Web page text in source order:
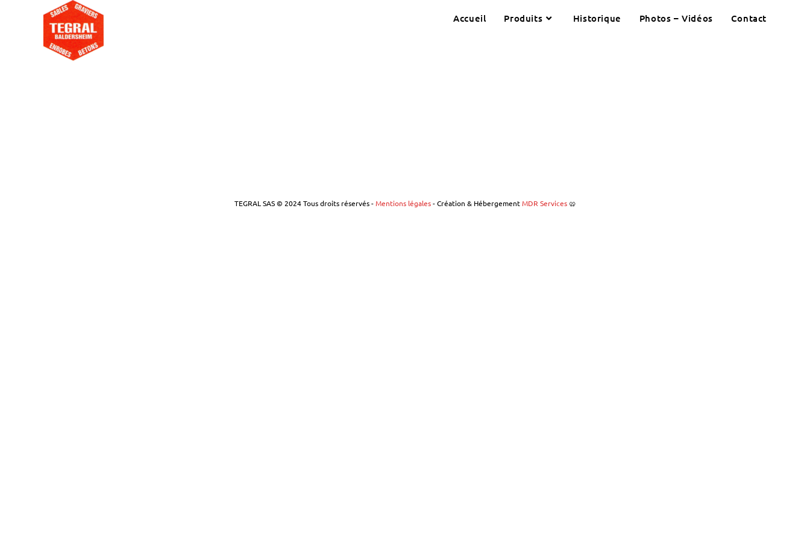
Accueil Produits Historique Photos – Vidéos Contact
TEGRAL SAS © 2024 Tous droits réservés -Mentions légales- Création & HébergementMDR Services🥨